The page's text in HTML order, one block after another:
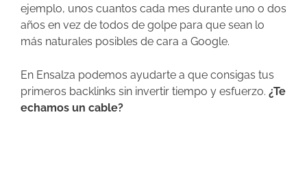
ejemplo, unos cuantos cada mes durante uno o dos
años en vez de todos de golpe para que sean lo
más naturales posibles de cara a Google.
En Ensalza podemos ayudarte a que consigas tus
primeros backlinks sin invertir tiempo y esfuerzo. ¿Te
echamos un cable?